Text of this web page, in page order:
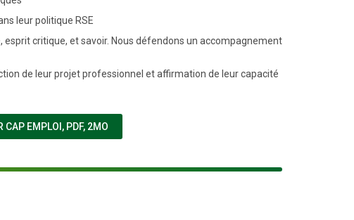
leur politique RSE
critique, et savoir. Nous défendons un accompagnement
de leur projet professionnel et affirmation de leur capacité
CAP EMPLOI (NOUVELLE FENÊTRE)
, PDF, 2MO